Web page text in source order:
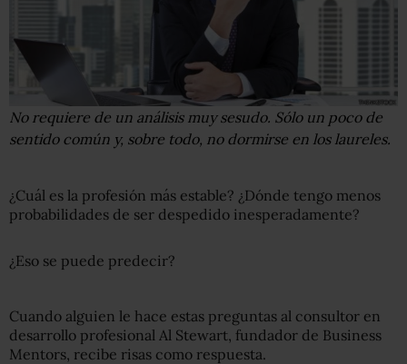
No requiere de un análisis muy sesudo. Sólo un poco de
sentido común y, sobre todo, no dormirse en los laureles.
¿Cuál es la profesión más estable? ¿Dónde tengo menos
probabilidades de ser despedido inesperadamente?
¿Eso se puede predecir?
Cuando alguien le hace estas preguntas al consultor en
desarrollo profesional Al Stewart, fundador de Business
Mentors, recibe risas como respuesta.